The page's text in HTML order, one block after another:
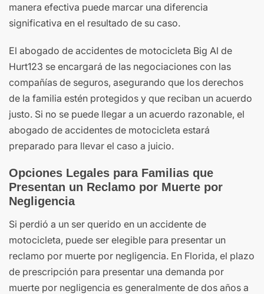
manera efectiva puede marcar una diferencia
significativa en el resultado de su caso.
El abogado de accidentes de motocicleta Big Al de
Hurt123 se encargará de las negociaciones con las
compañías de seguros, asegurando que los derechos
de la familia estén protegidos y que reciban un acuerdo
justo. Si no se puede llegar a un acuerdo razonable, el
abogado de accidentes de motocicleta estará
preparado para llevar el caso a juicio.
Opciones Legales para Familias que
Presentan un Reclamo por Muerte por
Negligencia
Si perdió a un ser querido en un accidente de
motocicleta, puede ser elegible para presentar un
reclamo por muerte por negligencia. En Florida, el plazo
de prescripción para presentar una demanda por
muerte por negligencia es generalmente de dos años a